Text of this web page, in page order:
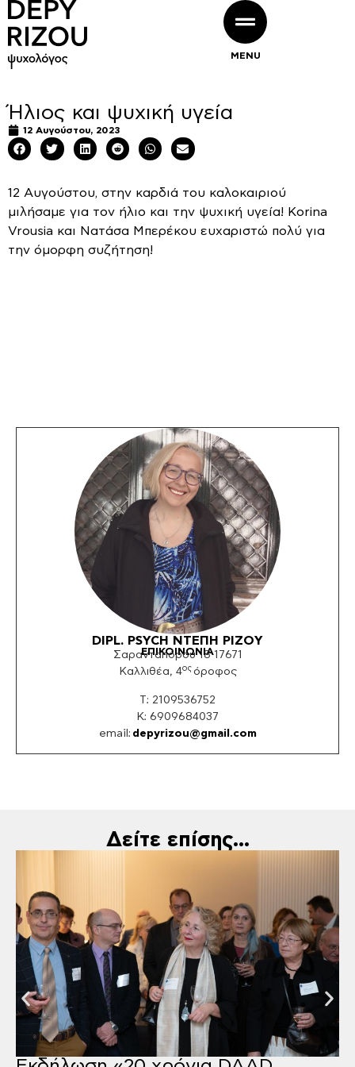
MENU
Ήλιος και ψυχική υγεία
12 Αυγούστου, 2023
12 Αυγούστου, στην καρδιά του καλοκαιριού
μιλήσαμε για τον ήλιο και την ψυχική υγεία! Korina
Vrousia και Νατάσα Μπερέκου ευχαριστώ πολύ για
την όμορφη συζήτηση!
DIPL. PSYCH ΝΤΕΠΗ ΡΙΖΟY
ΕΠΙΚΟΙΝΩΝΙΑ
Σαρανταπόρου 18 17671
Καλλιθέα, 4ος όροφος
Τ: 2109536752
K: 6909684037
email: depyrizou@gmail.com
Δείτε επίσης...